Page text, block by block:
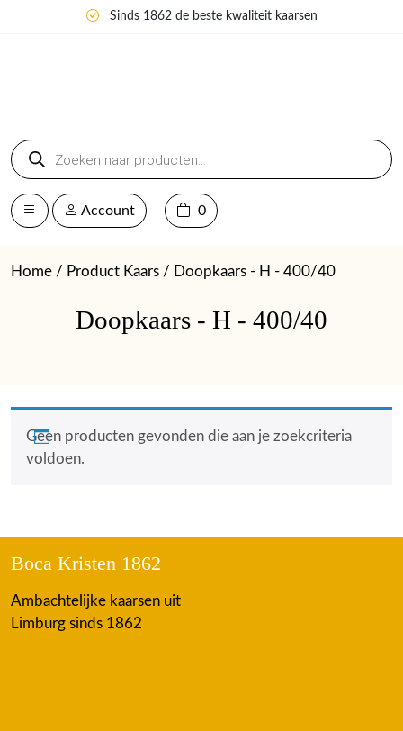
Sinds 1862 de beste kwaliteit kaarsen
Producten
zoeken
Account 0
Home / Product Kaars / Doopkaars - H - 400/40
Doopkaars - H - 400/40
Geen producten gevonden die aan je zoekcriteria
voldoen.
Boca Kristen 1862
Ambachtelijke kaarsen uit
Limburg sinds 1862